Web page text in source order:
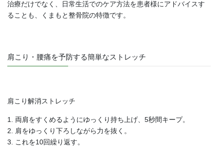
治療だけでなく、日常生活でのケア方法を患者様にアドバイスす
ることも、くまもと整骨院の特徴です。
肩こり・腰痛を予防する簡単なストレッチ
肩こり解消ストレッチ
1. 両肩をすくめるようにゆっくり持ち上げ、5秒間キープ。
2. 肩をゆっくり下ろしながら力を抜く。
3. これを10回繰り返す。